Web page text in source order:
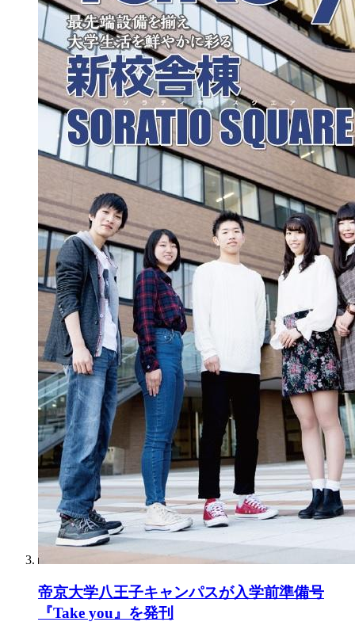
帝京大学八王子キャンパスが入学前準備号
『Take you』を発刊